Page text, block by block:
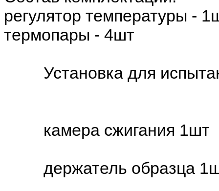
регулятор температуры -
термопары - 4шт
Установка для
камера сжигания 1шт
держатель образца